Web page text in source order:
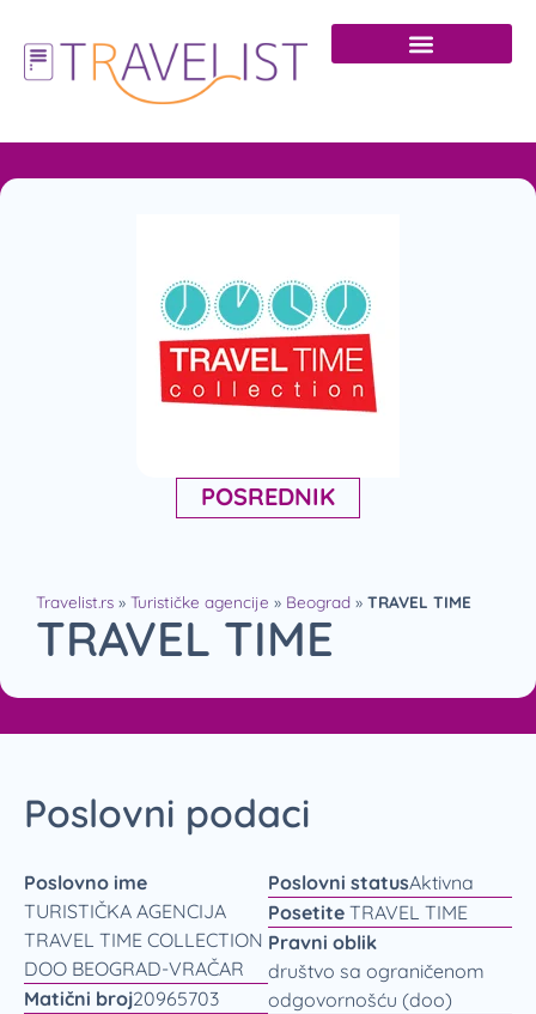
POSREDNIK
Travelist.rs » Turističke agencije » Beograd » TRAVEL TIME
TRAVEL TIME
Poslovni podaci
Poslovno ime
TURISTIČKA AGENCIJA
TRAVEL TIME COLLECTION
DOO BEOGRAD-VRAČAR
Matični broj20965703
Poslovni statusAktivna
Posetite TRAVEL TIME
Pravni oblik
društvo sa ograničenom
odgovornošću (doo)